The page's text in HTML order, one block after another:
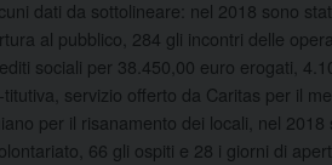
dati da sottolineare: nel 2018 sono
al pubblico, 284 gli incontri delle
sociali per 38.450,00 euro erogati,
servizio offerto da Caritas per il
per il risanamento dei locali, nel
66 gli ospiti e 28 i giorni di